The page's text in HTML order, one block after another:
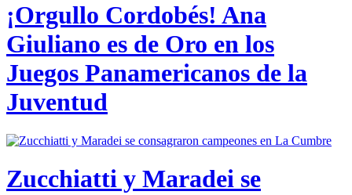
¡Orgullo Cordobés! Ana
Giuliano es de Oro en los
Juegos Panamericanos de la
Juventud
Zucchiatti y Maradei se